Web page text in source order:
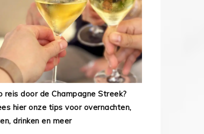
reis door de Champagne Streek?
hier onze tips voor overnachten,
drinken en meer